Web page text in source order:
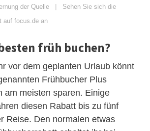
der Quelle | Sehen Sie sich die
auf focus.de an
früh buchen?
vor dem geplanten Urlaub könnt
Frühbucher Plus
am meisten sparen. Einige
diesen Rabatt bis zu fünf
Reise. Den normalen etwas